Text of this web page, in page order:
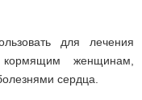
для
сердца.